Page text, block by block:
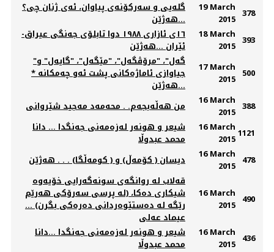
گلەیی و سەركۆنەی پیاوان، ئەی ژنان چی؟
...هەژێن
19 March
2015 378
١٦ی ئازاری ١٩٨٨ دوا تابلۆی جەنگی عیراق-
ئێران ...هەژێن
18 March
2015 393
"گەل"، "مرۆڤگەل"، "مێگەل"، "گایەل" و
جیاوازی ئاماژەکانی پشت ئەو چەمکانە *
...هەژێن
17 March
2015 500
من هه‌ڵه‌بجه‌م. . محەمەد مەجید شێروانی
16 March
2015 388
شیعر و هونه‌ر له‌زه‌مه‌نی جه‌نگدا ... دانا
محمد عبدوڵا
16 March
20151121
دیسان ( کۆمەڵ) و ( کومەڵگا) . . . هەژێن
16 March
2015 478
قه‌لاب له‌ روانگه‌ی سونه‌گه‌رایی خۆیه‌وه‌
شیكاری ده‌كا، (له‌ پرسی سه‌رۆكی هه‌رێم
رێگه‌ له‌ ده‌ستێوه‌ردانی ده‌ره‌كی بگرن) ...
عیماد عه‌لی
16 March
2015 490
شیعر و هونه‌ر له‌زه‌مه‌نی جه‌نگدا ...دانا
محمد عبدوڵا
16 March
2015 436